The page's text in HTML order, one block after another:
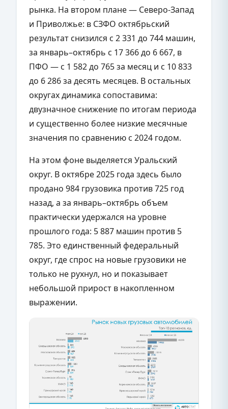
рынка. На втором плане — Северо-Запад
и Приволжье: в СЗФО октябрьский
результат снизился с 2 331 до 744 машин,
за январь–октябрь с 17 366 до 6 667, в
ПФО — с 1 582 до 765 за месяц и с 10 833
до 6 286 за десять месяцев. В остальных
округах динамика сопоставима:
двузначное снижение по итогам периода
и существенно более низкие месячные
значения по сравнению с 2024 годом.
На этом фоне выделяется Уральский
округ. В октябре 2025 года здесь было
продано 984 грузовика против 725 год
назад, а за январь–октябрь объем
практически удержался на уровне
прошлого года: 5 887 машин против 5
785. Это единственный федеральный
округ, где спрос на новые грузовики не
только не рухнул, но и показывает
небольшой прирост в накопленном
выражении.